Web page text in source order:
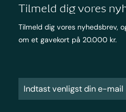
Tilmeld dig vores
Tilmeld dig vores nyhedsbrev,
om et gavekort på 20.000 kr.